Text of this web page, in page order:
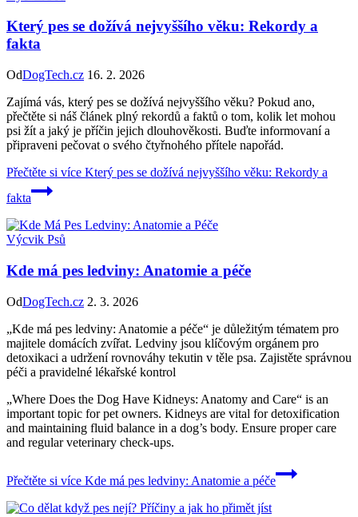
Který pes se dožívá nejvyššího věku: Rekordy a
fakta
OdDogTech.cz 16. 2. 2026
Zajímá vás, který pes se dožívá nejvyššího věku? Pokud ano,
přečtěte si náš článek plný rekordů a faktů o tom, kolik let mohou
psi žít a jaký je příčin jejich dlouhověkosti. Buďte informovaní a
připraveni pečovat o svého čtyřnohého přítele napořád.
Přečtěte si více Který pes se dožívá nejvyššího věku: Rekordy a
fakta
Výcvik Psů
Kde má pes ledviny: Anatomie a péče
OdDogTech.cz 2. 3. 2026
„Kde má pes ledviny: Anatomie a péče“ je důležitým tématem pro
majitele domácích zvířat. Ledviny jsou klíčovým orgánem pro
detoxikaci a udržení rovnováhy tekutin v těle psa. Zajistěte správnou
péči a pravidelné lékařské kontrol
„Where Does the Dog Have Kidneys: Anatomy and Care“ is an
important topic for pet owners. Kidneys are vital for detoxification
and maintaining fluid balance in a dog’s body. Ensure proper care
and regular veterinary check-ups.
Přečtěte si více Kde má pes ledviny: Anatomie a péče